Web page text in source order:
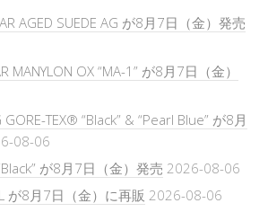
AGED SUEDE AG が8月7日（金）発売
MANYLON OX “MA-1” が8月7日（金）
TEX® “Black” & “Pearl Blue” が8月
08-06
が8月7日（金）発売 2026-08-06
が8月7日（金）に再販 2026-08-06